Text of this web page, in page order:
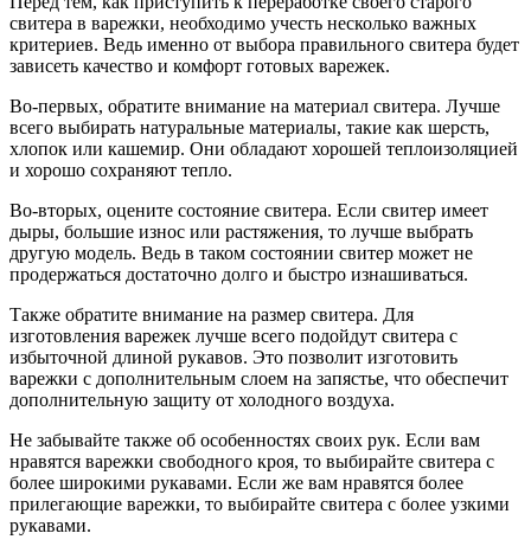
свитера в варежки, необходимо учесть несколько важных
критериев. Ведь именно от выбора правильного свитера будет
зависеть качество и комфорт готовых варежек.
Во-первых, обратите внимание на материал свитера. Лучше
всего выбирать натуральные материалы, такие как шерсть,
хлопок или кашемир. Они обладают хорошей теплоизоляцией
и хорошо сохраняют тепло.
Во-вторых, оцените состояние свитера. Если свитер имеет
дыры, большие износ или растяжения, то лучше выбрать
другую модель. Ведь в таком состоянии свитер может не
продержаться достаточно долго и быстро изнашиваться.
Также обратите внимание на размер свитера. Для
изготовления варежек лучше всего подойдут свитера с
избыточной длиной рукавов. Это позволит изготовить
варежки с дополнительным слоем на запястье, что обеспечит
дополнительную защиту от холодного воздуха.
Не забывайте также об особенностях своих рук. Если вам
нравятся варежки свободного кроя, то выбирайте свитера с
более широкими рукавами. Если же вам нравятся более
прилегающие варежки, то выбирайте свитера с более узкими
рукавами.